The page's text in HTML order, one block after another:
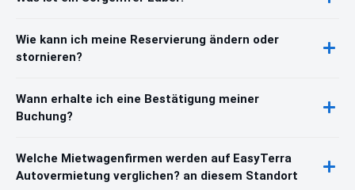
Wie kann ich meine Reservierung ändern oder
stornieren?
Wann erhalte ich eine Bestätigung meiner
Buchung?
Welche Mietwagenfirmen werden auf EasyTerra
Autovermietung verglichen? an diesem Standort